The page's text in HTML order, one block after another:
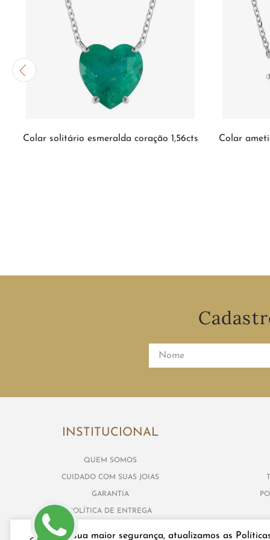
Para sua maior segurança, atualizamos as
Colar solitário esmeralda coração 1,56cts Colar
INSTITUCIONAL
QUEM SOMOS
CUIDADO COM SUAS JOIAS
GARANTIA
POLÍTICA DE ENTREGA
SEGURANÇA E PRIVACIDADE